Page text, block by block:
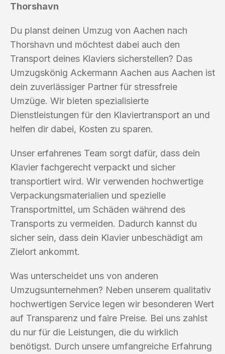
Thorshavn
Du planst deinen Umzug von Aachen nach
Thorshavn und möchtest dabei auch den
Transport deines Klaviers sicherstellen? Das
Umzugskönig Ackermann Aachen aus Aachen ist
dein zuverlässiger Partner für stressfreie
Umzüge. Wir bieten spezialisierte
Dienstleistungen für den Klaviertransport an und
helfen dir dabei, Kosten zu sparen.
Unser erfahrenes Team sorgt dafür, dass dein
Klavier fachgerecht verpackt und sicher
transportiert wird. Wir verwenden hochwertige
Verpackungsmaterialien und spezielle
Transportmittel, um Schäden während des
Transports zu vermeiden. Dadurch kannst du
sicher sein, dass dein Klavier unbeschädigt am
Zielort ankommt.
Was unterscheidet uns von anderen
Umzugsunternehmen? Neben unserem qualitativ
hochwertigen Service legen wir besonderen Wert
auf Transparenz und faire Preise. Bei uns zahlst
du nur für die Leistungen, die du wirklich
benötigst. Durch unsere umfangreiche Erfahrung